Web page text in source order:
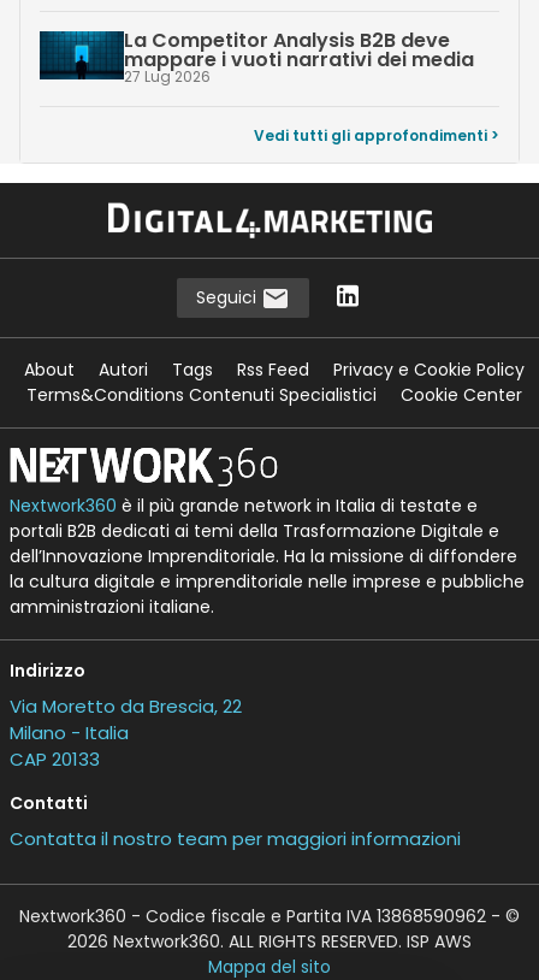
La Competitor Analysis B2B deve
mappare i vuoti narrativi dei media
27 Lug 2026
Vedi tutti gli approfondimenti >
Seguici
About Autori Tags Rss Feed
Privacy e Cookie Policy
Terms&Conditions Contenuti Specialistici
Cookie Center
Nextwork360 è il più grande network in Italia di testate e
portali B2B dedicati ai temi della Trasformazione Digitale e
dell’Innovazione Imprenditoriale. Ha la missione di diffondere
la cultura digitale e imprenditoriale nelle imprese e pubbliche
amministrazioni italiane.
Indirizzo
Via Moretto da Brescia, 22
Milano - Italia
CAP 20133
Contatti
Contatta il nostro team per maggiori informazioni
Nextwork360 - Codice fiscale e Partita IVA 13868590962 - ©
2026 Nextwork360. ALL RIGHTS RESERVED. ISP AWS
Mappa del sito